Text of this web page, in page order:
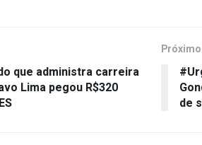
que administra carreira
Lima pegou R$320
de